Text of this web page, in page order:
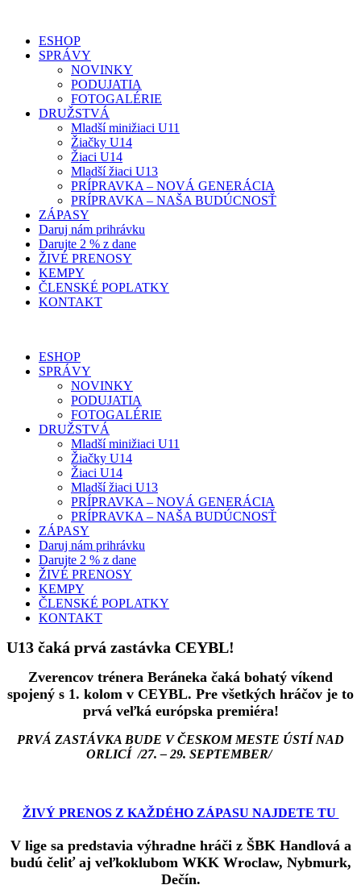
ESHOP
SPRÁVY
NOVINKY
PODUJATIA
FOTOGALÉRIE
DRUŽSTVÁ
Mladší minižiaci U11
Žiačky U14
Žiaci U14
Mladší žiaci U13
PRÍPRAVKA – NOVÁ GENERÁCIA
PRÍPRAVKA – NAŠA BUDÚCNOSŤ
ZÁPASY
Daruj nám prihrávku
Darujte 2 % z dane
ŽIVÉ PRENOSY
KEMPY
ČLENSKÉ POPLATKY
KONTAKT
ESHOP
SPRÁVY
NOVINKY
PODUJATIA
FOTOGALÉRIE
DRUŽSTVÁ
Mladší minižiaci U11
Žiačky U14
Žiaci U14
Mladší žiaci U13
PRÍPRAVKA – NOVÁ GENERÁCIA
PRÍPRAVKA – NAŠA BUDÚCNOSŤ
ZÁPASY
Daruj nám prihrávku
Darujte 2 % z dane
ŽIVÉ PRENOSY
KEMPY
ČLENSKÉ POPLATKY
KONTAKT
U13 čaká prvá zastávka CEYBL!
Zverencov trénera Beráneka čaká bohatý víkend
spojený s 1. kolom v CEYBL. Pre všetkých hráčov je to
prvá veľká európska premiéra!
PRVÁ ZASTÁVKA BUDE V ČESKOM MESTE ÚSTÍ NAD
ORLICÍ /27. – 29. SEPTEMBER/
ŽIVÝ PRENOS Z KAŽDÉHO ZÁPASU NAJDETE TU
V lige sa predstavia výhradne hráči z ŠBK Handlová a
budú čeliť aj veľkoklubom WKK Wroclaw, Nybmurk,
Dečín.